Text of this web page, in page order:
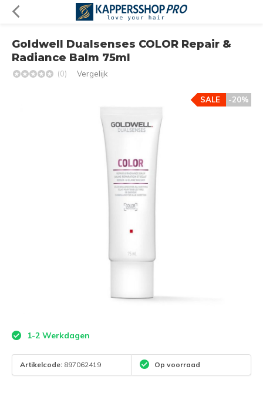
Goldwell Dualsenses COLOR Repair &
Radiance Balm 75ml
(0) Vergelijk
-20%
SALE
1-2 Werkdagen
Artikelcode: 897062419 Op voorraad